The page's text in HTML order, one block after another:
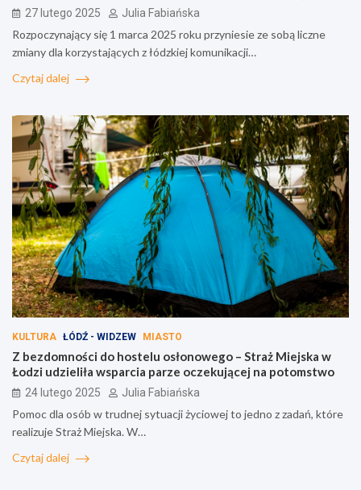
27 lutego 2025 Julia Fabiańska
Rozpoczynający się 1 marca 2025 roku przyniesie ze sobą liczne
zmiany dla korzystających z łódzkiej komunikacji…
Czytaj dalej
KULTURA ŁÓDŹ - WIDZEW MIASTO
Z bezdomności do hostelu osłonowego – Straż Miejska w
Łodzi udzieliła wsparcia parze oczekującej na potomstwo
24 lutego 2025 Julia Fabiańska
Pomoc dla osób w trudnej sytuacji życiowej to jedno z zadań, które
realizuje Straż Miejska. W…
Czytaj dalej